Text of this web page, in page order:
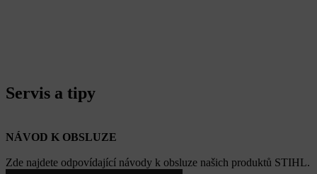
Servis a tipy
NÁVOD K OBSLUZE
Zde najdete odpovídající návody k obsluze našich produktů STIHL.